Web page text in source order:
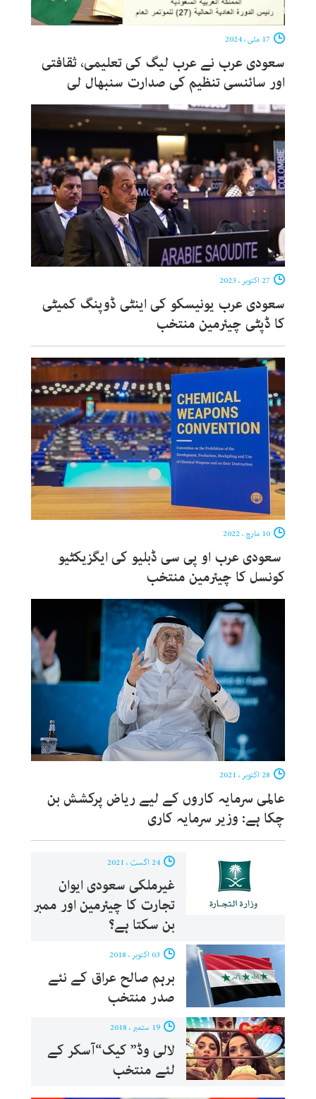
سعودی عرب نے عرب لیگ کی تعلیمی، ثقافتی
اور سائنسی تنظیم کی صدارت سنبھال لی
سعودی عرب یونیسکو کی اینٹی ڈوپنگ کمیٹی
کا ڈپٹی چیئرمین منتخب
سعودی عرب او پی سی ڈبلیو کی ایگزیکٹیو
کونسل کا چیئرمین منتخب
عالمی سرمایہ کاروں کے لیے ریاض پرکشش بن
چکا ہے: وزیر سرمایہ کاری
غیرملکی سعودی ایوان
تجارت کا چیئرمین اور ممبر
بن سکتا ہے؟
برہم صالح عراق کے نئے
صدر منتخب
لالی وڈ” کیک“آسکر کے
لئے منتخب